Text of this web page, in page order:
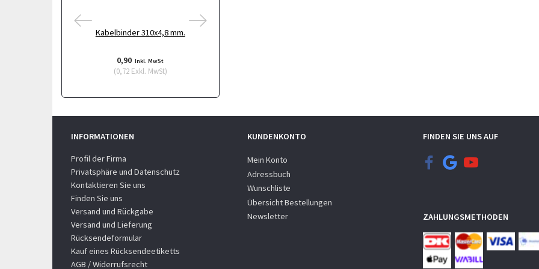
Kabelbinder 310x4,8 mm.
0,90 Inkl. MwSt
(0,72Exkl. MwSt)
INFORMATIONEN
Profil der Firma
Privatsphäre und Datenschutz
Kontaktieren Sie uns
Finden Sie uns
Versand und Rückgabe
Versand und Lieferung
Rücksendeformular
Kauf eines Rücksendeetiketts
AGB / Widerrufsrecht
KUNDENKONTO
Mein Konto
Adressbuch
Wunschliste
Übersicht Bestellungen
Newsletter
FINDEN SIE UNS AUF
ZAHLUNGSMETHODEN